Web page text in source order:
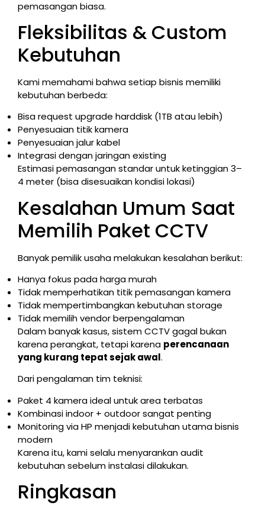
pemasangan biasa.
Fleksibilitas & Custom
Kebutuhan
Kami memahami bahwa setiap bisnis memiliki
kebutuhan berbeda:
Bisa request upgrade harddisk (1TB atau lebih)
Penyesuaian titik kamera
Penyesuaian jalur kabel
Integrasi dengan jaringan existing
Estimasi pemasangan standar untuk ketinggian 3–
4 meter (bisa disesuaikan kondisi lokasi)
Kesalahan Umum Saat
Memilih Paket CCTV
Banyak pemilik usaha melakukan kesalahan berikut:
Hanya fokus pada harga murah
Tidak memperhatikan titik pemasangan kamera
Tidak mempertimbangkan kebutuhan storage
Tidak memilih vendor berpengalaman
Dalam banyak kasus, sistem CCTV gagal bukan
karena perangkat, tetapi karena perencanaan
yang kurang tepat sejak awal.
Dari pengalaman tim teknisi:
Paket 4 kamera ideal untuk area terbatas
Kombinasi indoor + outdoor sangat penting
Monitoring via HP menjadi kebutuhan utama bisnis
modern
Karena itu, kami selalu menyarankan audit
kebutuhan sebelum instalasi dilakukan.
Ringkasan